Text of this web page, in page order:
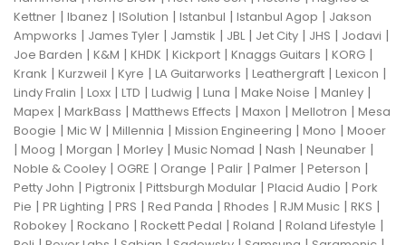
Kettner | Ibanez | ISolution | Istanbul | Istanbul Agop | Jakson
Ampworks | James Tyler | Jamstik | JBL| Jet City | JHS | Jodavi |
Joe Barden | K&M | KHDK | Kickport | Knaggs Guitars | KORG |
Krank | Kurzweil | Kyre | LA Guitarworks | Leathergraft | Lexicon |
Lindy Fralin | Loxx | LTD | Ludwig | Luna | Make Noise | Manley |
Mapex | MarkBass | Matthews Effects | Maxon | Mellotron | Mesa
Boogie | Mic W | Millennia | Mission Engineering | Mono | Mooer
| Moog | Morgan | Morley | Music Nomad | Nash | Neunaber |
Noble & Cooley | OGRE | Orange | Palir | Palmer | Peterson |
Petty John | Pigtronix | Pittsburgh Modular | Placid Audio | Pork
Pie | PR Lighting | PRS | Red Panda | Rhodes | RJM Music | RKS |
Robokey | Rockano | Rockett Pedal | Roland | Roland Lifestyle |